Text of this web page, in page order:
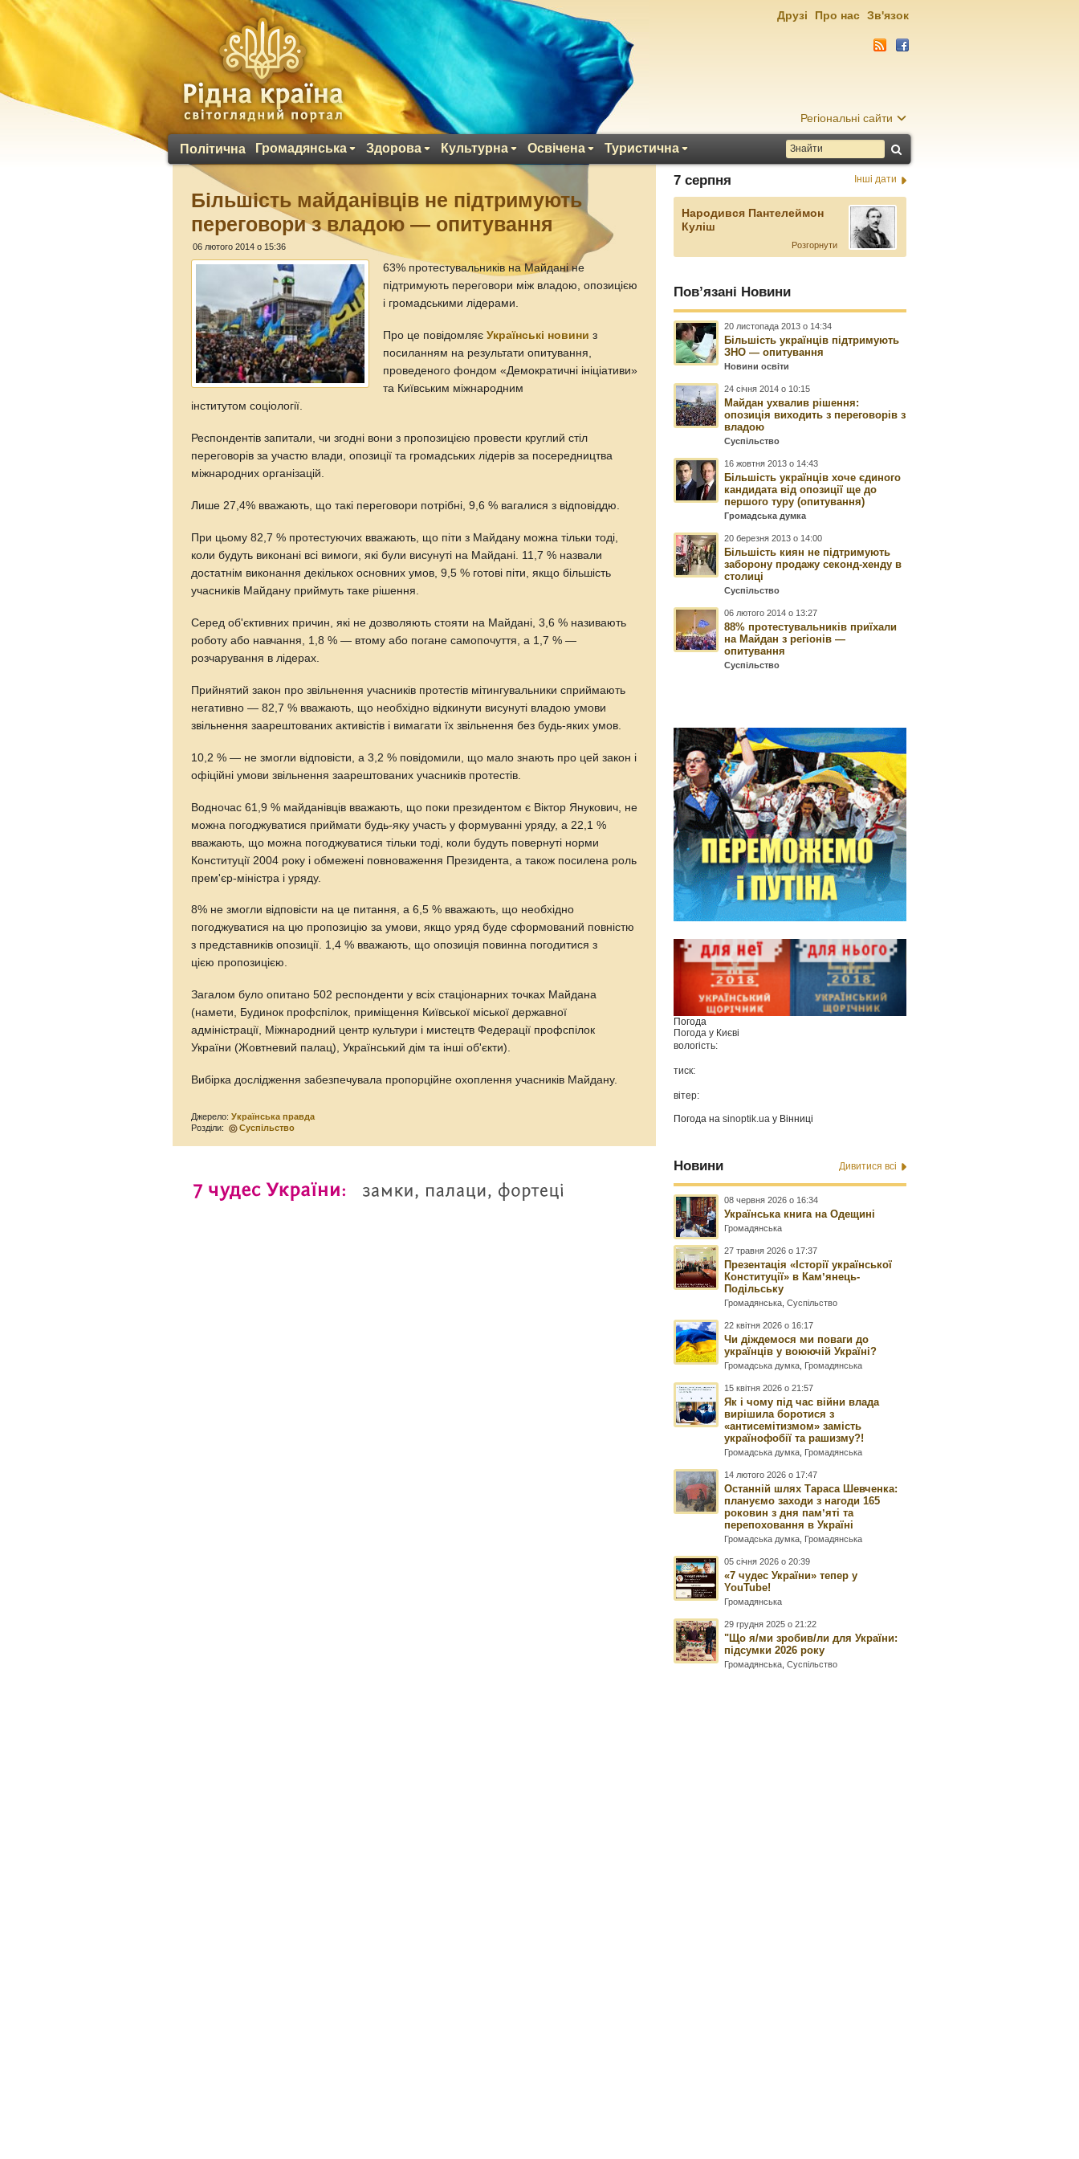
Регіональні сайти
Політична Громадянська Здорова Культурна Освічена Туристична
Друзі Про нас Зв'язок
Більшість майданівців не підтримують
переговори з владою — опитування
06 лютого 2014 о 15:36
63% протестувальників на Майдані не
підтримують переговори між владою, опозицією
і громадськими лідерами.
Про це повідомляєУкраїнські новини з
посиланням на результати опитування,
проведеного фондом «Демократичні ініціативи»
та Київським міжнародним
інститутом соціології.
Респондентів запитали, чи згодні вони з пропозицією провести круглий стіл
переговорів за участю влади, опозиції та громадських лідерів за посередництва
міжнародних організацій.
Лише 27,4% вважають, що такі переговори потрібні, 9,6 % вагалися з відповіддю.
При цьому 82,7 % протестуючих вважають, що піти з Майдану можна тільки тоді,
коли будуть виконані всі вимоги, які були висунуті на Майдані. 11,7 % назвали
достатнім виконання декількох основних умов, 9,5 % готові піти, якщо більшість
учасників Майдану приймуть таке рішення.
Серед об'єктивних причин, які не дозволяють стояти на Майдані, 3,6 % називають
роботу або навчання, 1,8 % — втому або погане самопочуття, а 1,7 % —
розчарування в лідерах.
Прийнятий закон про звільнення учасників протестів мітингувальники сприймають
негативно — 82,7 % вважають, що необхідно відкинути висунуті владою умови
звільнення заарештованих активістів і вимагати їх звільнення без будь-яких умов.
10,2 % — не змогли відповісти, а 3,2 % повідомили, що мало знають про цей закон і
офіційні умови звільнення заарештованих учасників протестів.
Водночас 61,9 % майданівців вважають, що поки президентом є Віктор Янукович, не
можна погоджуватися приймати будь-яку участь у формуванні уряду, а 22,1 %
вважають, що можна погоджуватися тільки тоді, коли будуть повернуті норми
Конституції 2004 року і обмежені повноваження Президента, а також посилена роль
прем'єр-міністра і уряду.
8% не змогли відповісти на це питання, а 6,5 % вважають, що необхідно
погоджуватися на цю пропозицію за умови, якщо уряд буде сформований повністю
з представників опозиції. 1,4 % вважають, що опозиція повинна погодитися з
цією пропозицією.
Загалом було опитано 502 респонденти у всіх стаціонарних точках Майдана
(намети, Будинок профспілок, приміщення Київської міської державної
адміністрації, Міжнародний центр культури і мистецтв Федерації профспілок
України (Жовтневий палац), Український дім та інші об'єкти).
Вибірка дослідження забезпечувала пропорційне охоплення учасників Майдану.
Джерело:Українська правда
Розділи:
Суспільство
7 серпня Інші дати
Народився Пантелеймон
Куліш
Розгорнути
Пов’язані Новини
20 листопада 2013 о 14:34
Більшість українців підтримують
ЗНО — опитування
Новини освіти
24 січня 2014 о 10:15
Майдан ухвалив рішення:
опозиція виходить з переговорів з
владою
Суспільство
16 жовтня 2013 о 14:43
Більшість українців хоче єдиного
кандидата від опозиції ще до
першого туру (опитування)
Громадська думка
20 березня 2013 о 14:00
Більшість киян не підтримують
заборону продажу секонд-хенду в
столиці
Суспільство
06 лютого 2014 о 13:27
88% протестувальників приїхали
на Майдан з регіонів —
опитування
Суспільство
Погода
Погода у Києві
вологість:
тиск:
вітер:
Погода наsinoptik.ua у Вінниці
Новини Дивитися всі
08 червня 2026 о 16:34
Українська книга на Одещині
Громадянська
27 травня 2026 о 17:37
Презентація «Історії української
Конституції» в Камʼянець-
Подільську
Громадянська ,Суспільство
22 квітня 2026 о 16:17
Чи діждемося ми поваги до
українців у воюючій Україні?
Громадська думка Громадянська
15 квітня 2026 о 21:57
Як і чому під час війни влада
вирішила боротися з
«антисемітизмом» замість
українофобії та рашизму?!
Громадська думка Громадянська
14 лютого 2026 о 17:47
Останній шлях Тараса Шевченка:
плануємо заходи з нагоди 165
роковин з дня памʼяті та
перепоховання в Україні
Громадська думка Громадянська
05 січня 2026 о 20:39
«7 чудес України» тепер у
YouTube!
Громадянська
29 грудня 2025 о 21:22
"Що я/ми зробив/ли для України:
підсумки 2026 року
Громадянська ,Суспільство